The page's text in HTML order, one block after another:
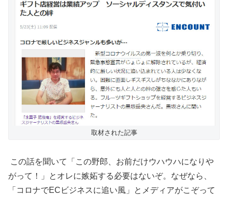
取材された記事
この話を聞いて「この野郎、お前だけウハウハになりや
がって！」とオレに嫉妬する必要はないぞ。なぜなら、
「コロナでECビジネスに追い風」とメディアがこぞって